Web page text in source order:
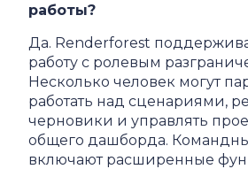
работы?
Да. Renderforest
работу с ролевым
Несколько человек могут
работать над сценариями,
черновики и управлять
общего дашборда.
включают расширенные